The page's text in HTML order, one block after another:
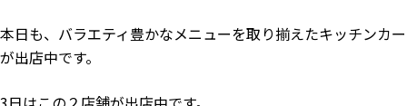
本日も、バラエティ豊かなメニューを取り揃えたキッチンカー
が出店中です。